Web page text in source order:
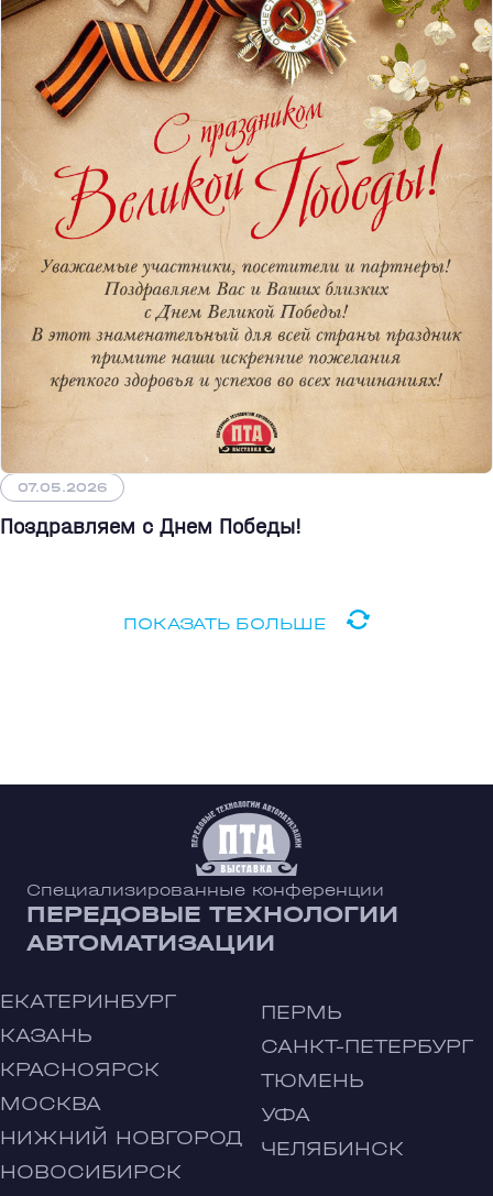
07.05.2026
Поздравляем с Днем Победы!
ПОКАЗАТЬ БОЛЬШЕ
Специализированные конференции
ПЕРЕДОВЫЕ ТЕХНОЛОГИИ
АВТОМАТИЗАЦИИ
ЕКАТЕРИНБУРГ
КАЗАНЬ
КРАСНОЯРСК
МОСКВА
НИЖНИЙ НОВГОРОД
НОВОСИБИРСК
ПЕРМЬ
САНКТ-ПЕТЕРБУРГ
ТЮМЕНЬ
УФА
ЧЕЛЯБИНСК